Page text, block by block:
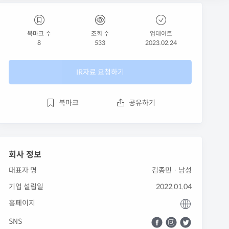
북마크 수
8
조회 수
533
업데이트
2023.02.24
IR자료 요청하기
북마크 공유하기
회사 정보
대표자 명
김종민 · 남성
기업 설립일
2022.01.04
홈페이지
SNS